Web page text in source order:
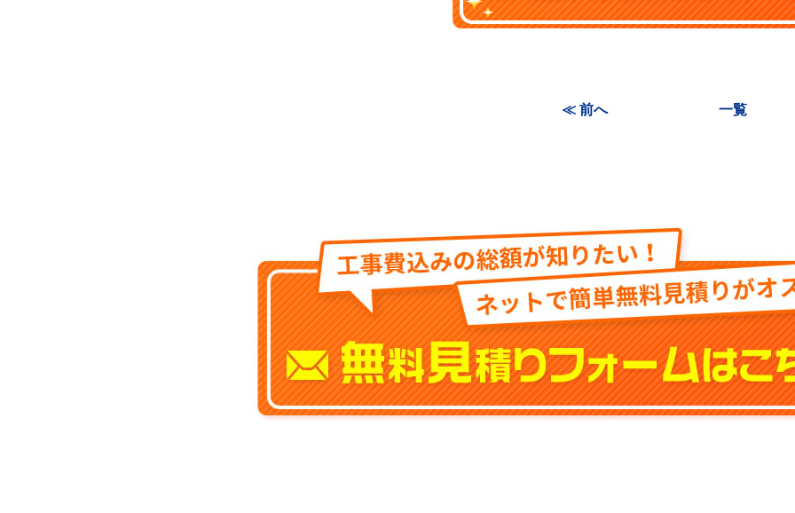
≪ 前へ 一覧